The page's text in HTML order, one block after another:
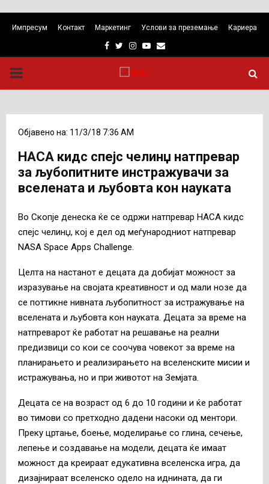
Импресум Контакт Маркетинг Услови за преземање Кариера
Facebook
TwitterInstagram
Youtube
Email
PRIMARY
Објавено на: 11/3/18 7:36 AM
НАСА кидс спејс челинџ натпревар
за љубопитните инстражувачи за
вселената и љубовта кон науката
Во Скопје денеска ќе се одржи натпревар НАСА кидс
спејс челинџ, кој е дел од меѓународниот натпревар
NASA Space Apps Challenge.
Целта на настанот е децата да добијат можност за
изразување на својата креативност и од мали нозе да
се поттикне нивната љубопитност за истражување на
вселената и љубовта кон науката. Децата за време на
натпреварот ќе работат на решавање на реални
предизвици со кои се соочува човекот за време на
планирањето и реализирањето на вселенските мисии и
истражувања, но и при животот на Земјата.
Децата се на возраст од 6 до 10 години и ќе работат
во тимови со претходно дадени насоки од ментори.
Преку цртање, боење, моделирање со глина, сечење,
лепење и создавање на модели, децата ќе имаат
можност да креираат едукативна вселенска игра, да
дизајнираат вселенско одело на иднината, да ги